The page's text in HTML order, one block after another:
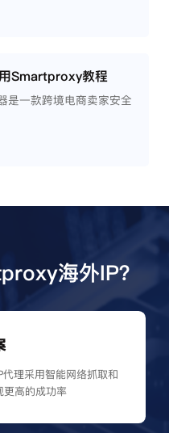
Smartproxy教程
是一款跨境电商卖家安全
海外IP？
理采用智能网络抓取和
更高的成功率